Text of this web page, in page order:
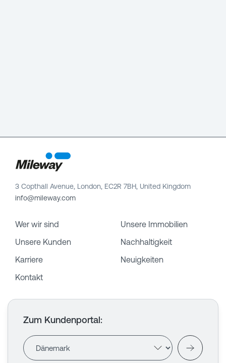
3 Copthall Avenue, London, EC2R 7BH, United Kingdom
info@mileway.com
Wer wir sind
Unsere Immobilien
Unsere Kunden
Nachhaltigkeit
Karriere
Neuigkeiten
Kontakt
Zum Kundenportal: